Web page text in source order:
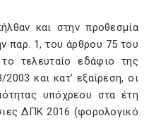
και στην προθεσμία
παρ. 1, του άρθρου 75 του
τελευταίο εδάφιο της
και κατ’ εξαίρεση, οι
υπόχρεου στα έτη
ΔΠΚ 2016 (φορολογικό